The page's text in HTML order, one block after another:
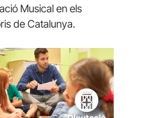
Musical en els
de Catalunya.